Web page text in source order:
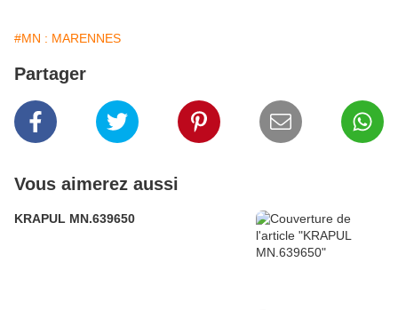
#MN : MARENNES
Partager
Vous aimerez aussi
KRAPUL MN.639650